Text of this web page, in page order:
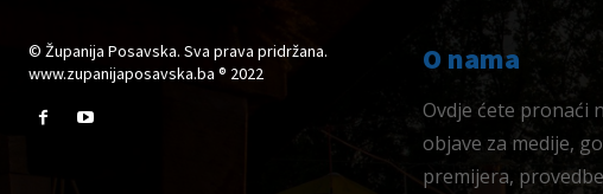
© Županija Posavska. Sva prava pridržana.
www.zupanijaposavska.ba ® 2022
O nama
Ovdje ćete pronaći
objave za medije,
premijera,